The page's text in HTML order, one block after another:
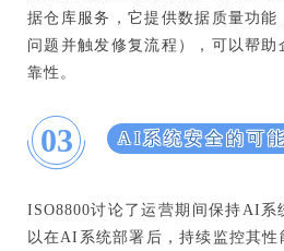
据仓库服务，它提供数据质量功
问题并触发修复流程），可以帮
靠性。
03 AI系统安全的可
ISO8800讨论了运营期间保持AI系
以在AI系统部署后，持续监控其